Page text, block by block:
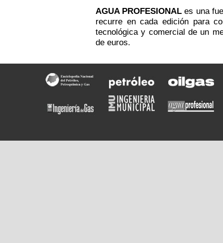
AGUA PROFESIONAL es una
recurre en cada edición para
tecnológica y comercial de un
de euros.